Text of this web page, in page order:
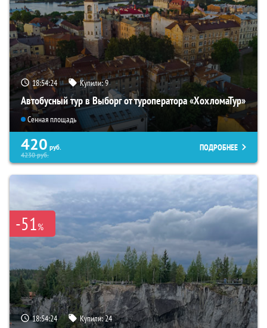
18:54:22 Купили:9
Автобусный тур в Выборг от туроператора «ХохломаТур»
Сенная площадь
420 руб.
4230руб.
ПОДРОБНЕЕ
-51%
18:54:22 Купили:24